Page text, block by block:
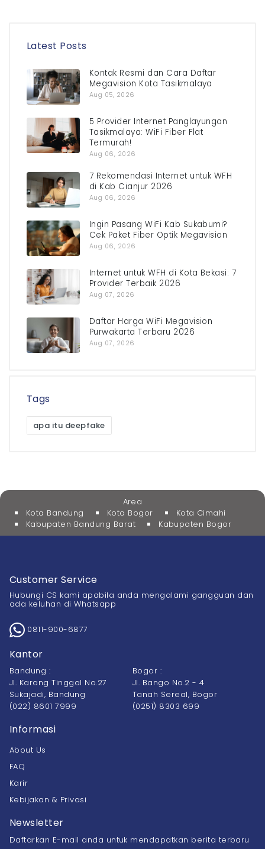
Latest Posts
Kontak Resmi dan Cara Daftar
Megavision Kota Tasikmalaya
Aug 05, 2026
5 Provider Internet Panglayungan
Tasikmalaya: WiFi Fiber Flat
Termurah!
Aug 06, 2026
7 Rekomendasi Internet untuk WFH
di Kab Cianjur 2026
Aug 06, 2026
Ingin Pasang WiFi Kab Sukabumi?
Cek Paket Fiber Optik Megavision
Aug 06, 2026
Internet untuk WFH di Kota Bekasi: 7
Provider Terbaik 2026
Aug 07, 2026
Daftar Harga WiFi Megavision
Purwakarta Terbaru 2026
Aug 07, 2026
Tags
apa itu deepfake
Area
Kota Bandung
Kota Bogor
Kota Cimahi
Kabupaten Bandung Barat
Kabupaten Bogor
Customer Service
Hubungi CS kami apabila anda mengalami gangguan dan
ada keluhan di Whatsapp
0811-900-6877
Kantor
Bandung :
Jl. Karang Tinggal No.27
Sukajadi, Bandung
(022) 8601 7999
Bogor :
Jl. Bango No.2 - 4
Tanah Sereal, Bogor
(0251) 8303 699
Informasi
About Us
FAQ
Karir
Kebijakan & Privasi
Newsletter
Daftarkan E-mail anda untuk mendapatkan berita terbaru